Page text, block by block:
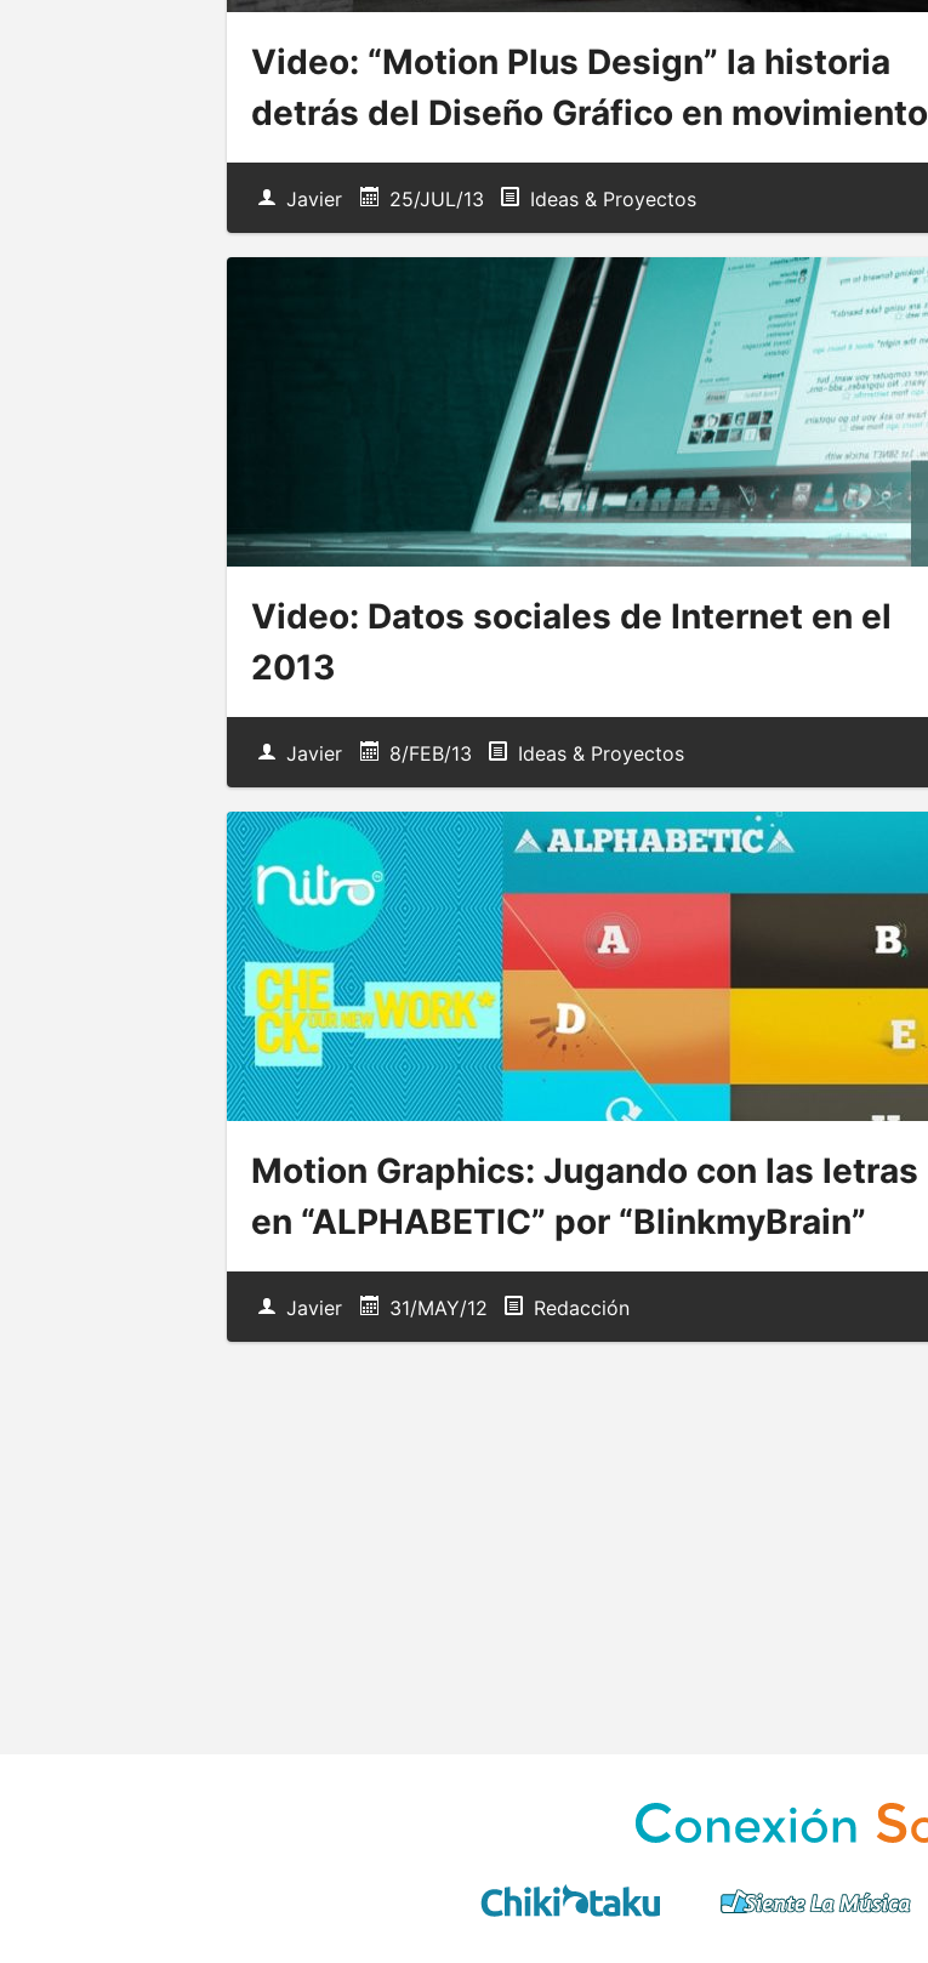
Video: “Motion Plus Design” la historia
detrás del Diseño Gráfico en movimiento
Javier 25/JUL/13 Ideas & Proyectos
Video: Datos sociales de Internet en el
2013
Javier 8/FEB/13 Ideas & Proyectos
Motion Graphics: Jugando con las letras
en “ALPHABETIC” por “BlinkmyBrain”
Javier 31/MAY/12 Redacción